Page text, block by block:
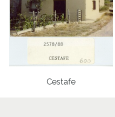
Cestafe